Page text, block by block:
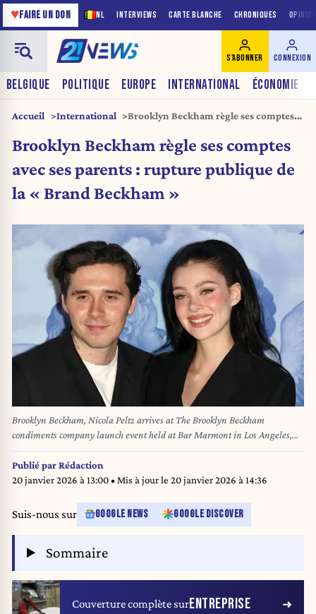
NL INTERVIEWS CARTE BLANCHE CHRONIQUES
♥FAIRE UN DON
BELGIQUE POLITIQUE EUROPE INTERNATIONAL ÉCONOMIE
S'ABONNER CONNEXION
Accueil International
Brooklyn Beckham règle ses comptes
« Brand Beckham »
Brooklyn Beckham règle ses comptes
avec ses parents : rupture publique de
la « Brand Beckham »
Brooklyn Beckham, Nicola Peltz arrives at The Brooklyn Beckham
condiments company launch event held at Bar Marmont in Los Angeles,
CA on Thursday, October 10, 2024. (Photo By Juan Pablo Rico/Sipa USA)
Publié parRédaction
20 janvier 2026 à 13:00• Mis à jour le 20 janvier 2026 à 14:36
Suis-nous sur GOOGLE NEWS GOOGLE DISCOVER
Sommaire
Couverture complète surENTREPRISE